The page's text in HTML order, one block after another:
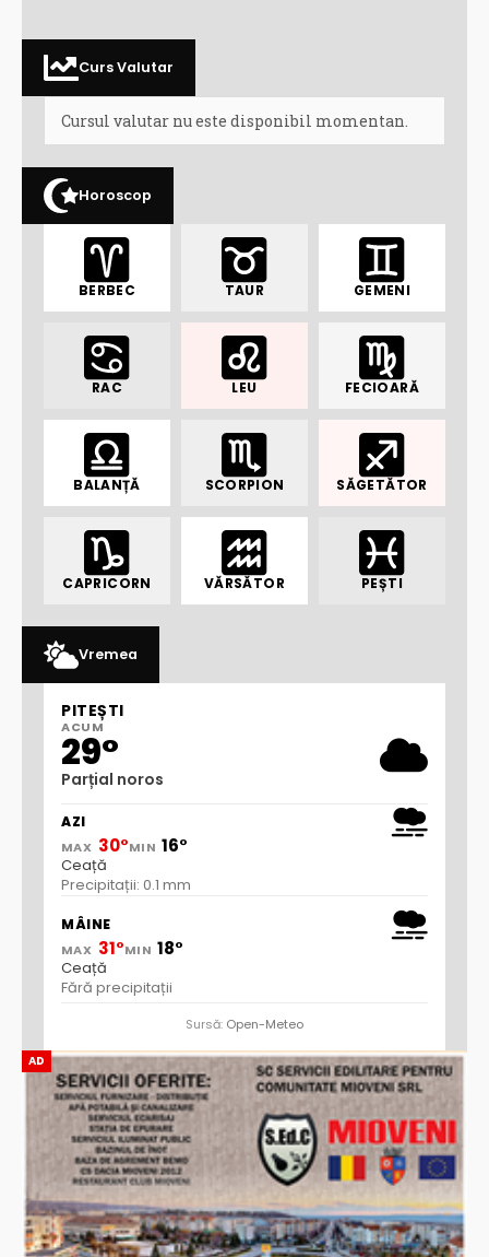
AD
Curs Valutar
Cursul valutar nu este disponibil momentan.
Horoscop
BERBEC TAUR GEMENI
RAC LEU FECIOARĂ
BALANȚĂ SCORPION SĂGETĂTOR
CAPRICORN VĂRSĂTOR PEȘTI
Vremea
PITEȘTI
ACUM
29°
Parțial noros
AZI
MAX 30°MIN 16°
Ceață
Precipitații: 0.1 mm
MÂINE
MAX 31°MIN 18°
Ceață
Fără precipitații
Sursă: Open-Meteo